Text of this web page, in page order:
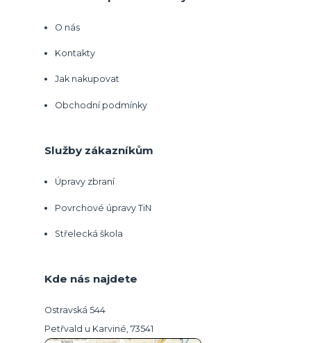
O nás
Kontakty
Jak nakupovat
Obchodní podmínky
Služby zákazníkům
Úpravy zbraní
Povrchové úpravy TiN
Střelecká škola
Kde nás najdete
Ostravská 544
Petřvald u Karviné, 73541